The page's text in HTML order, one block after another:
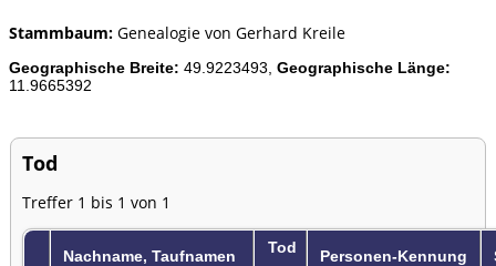
Stammbaum: Genealogie von Gerhard Kreile
Geographische Breite: 49.9223493, Geographische Länge:
11.9665392
Tod
Treffer 1 bis 1 von 1
Nachname, Taufnamen Tod Personen-Kennung